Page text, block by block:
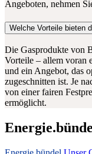
Angeboten, nehmen
Welche Vorteile bieten
Die Gasprodukte von
Vorteile – allem voran
und ein Angebot, das
zugeschnitten ist. Je
von einer fairen
ermöglicht.